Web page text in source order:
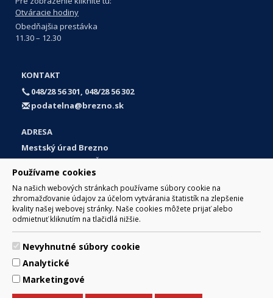
Používame cookies
Na našich webových stránkach používame súbory cookie na
zhromažďovanie údajov za účelom vytvárania štatistík na zlepšenie
kvality našej webovej stránky. Naše cookies môžete prijať alebo
odmietnuť kliknutím na tlačidlá nižšie.
Nevyhnutné súbory cookie
Analytické
Marketingové
Otváracie hodiny
Obedňajšia prestávka
11.30 – 12.30
KONTAKT
048/28 56 301, 048/28 56 302
podatelna@brezno.sk
ADRESA
Mestský úrad Brezno
Námestie gen. M. R. Štefánika 1
977 01 Brezno
Slovakia (Slovak Republic)
© 2017 Mesto Brezno, Námestie gen. M. R. Štefánika 1, Brezno
977 01 Tel.: 048/28 56 301, 048/28 56 302 Email:
Za obsah zodpovedá Mesto Brezno. Technický prevádzkovateľ:
Arrabella, s.r.o. , Pod Donátom 12/136 Žiar nad Hronom 965 01